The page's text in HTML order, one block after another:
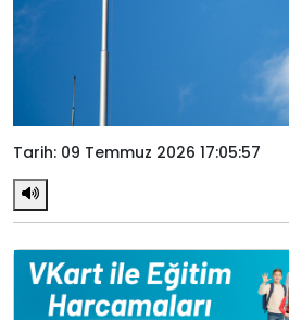
Tarih: 09 Temmuz 2026 17:05:57